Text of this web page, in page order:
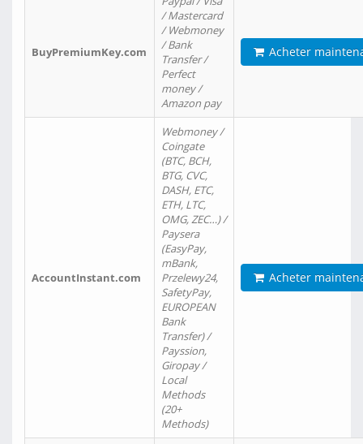
BuyPremiumKey.com
/ Mastercard
/ Webmoney
/ Bank
Transfer /
Perfect
money /
Amazon pay
Acheter
AccountInstant.com
Webmoney /
Coingate
(BTC, BCH,
BTG, CVC,
DASH, ETC,
ETH, LTC,
OMG, ZEC…) /
Paysera
(EasyPay,
mBank,
Przelewy24,
SafetyPay,
EUROPEAN
Bank
Transfer) /
Payssion,
Giropay /
Local
Methods
(20+
Methods)
Acheter